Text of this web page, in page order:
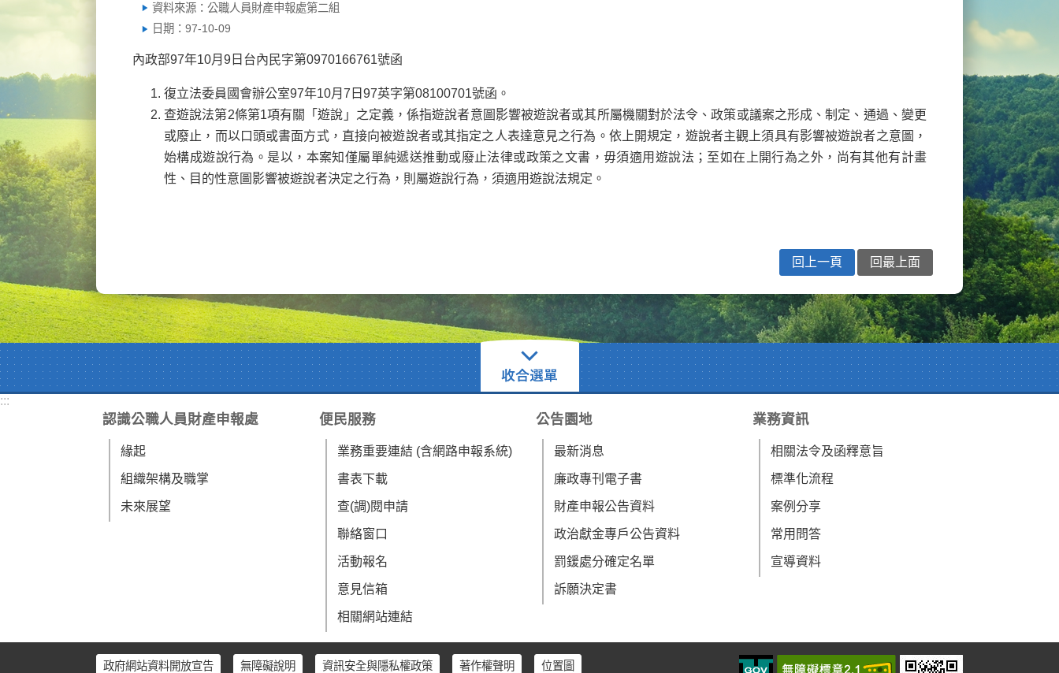
資料來源：公職人員財產申報處第二組
日期：97-10-09
內政部97年10月9日台內民字第0970166761號函
復立法委員國會辦公室97年10月7日97英字第08100701號函。
查遊說法第2條第1項有關「遊說」之定義，係指遊說者意圖影響被遊說者或其所屬機關對於法令、政策或議案之形成、制定、通過、變更
或廢止，而以口頭或書面方式，直接向被遊說者或其指定之人表達意見之行為。依上開規定，遊說者主觀上須具有影響被遊說者之意圖，
始構成遊說行為。是以，本案知僅屬單純遞送推動或廢止法律或政策之文書，毋須適用遊說法；至如在上開行為之外，尚有其他有計畫
性、目的性意圖影響被遊說者決定之行為，則屬遊說行為，須適用遊說法規定。
回上一頁 回最上面
:::
認識公職人員財產申報處
緣起
組織架構及職掌
未來展望
便民服務
業務重要連結 (含網路申報系統)
書表下載
查(調)閱申請
聯絡窗口
活動報名
意見信箱
相關網站連結
公告園地
最新消息
廉政專刊電子書
財產申報公告資料
政治獻金專戶公告資料
罰鍰處分確定名單
訴願決定書
業務資訊
相關法令及函釋意旨
標準化流程
案例分享
常用問答
宣導資料
政府網站資料開放宣告 無障礙說明 資訊安全與隱私權政策 著作權聲明 位置圖